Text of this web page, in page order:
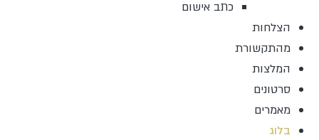
כתב אישום
הצלחות
מהתקשורת
המלצות
סרטונים
מאמרים
בלוג